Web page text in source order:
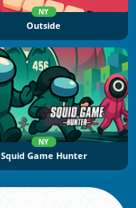
NY
Outside
NY
Squid Game Hunter